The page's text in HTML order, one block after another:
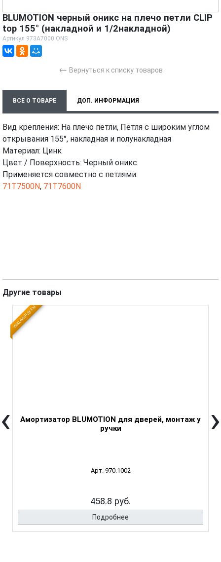
BLUMOTION черный оникс на плечо петли CLIP
top 155° (накладной и 1/2накладной)
Артикул 973A7000 ONS
← Вернуться к списку товаров
ВСЕ О ТОВАРЕ ДОП. ИНФОРМАЦИЯ
ВИДЕО
Вид крепления: На плечо петли, Петля с широким углом
открывания 155°, накладная и полунакладная
Maтeриaл: Цинк
Цвет / Поверхность: Черный оникс.
Применяется совместно с петлями:
71T7500N, 71T7600N
Другие товары
РЕКОМЕНДУЕМ
Амортизатор BLUMOTION для дверей, монтаж у
ручки
Арт. 970.1002
458.8 руб.
Подробнее
‹ ›